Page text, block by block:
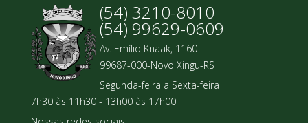
(54) 3210-8010
(54) 99629-0609
Av. Emílio Knaak, 1160
99687-000-Novo Xingu-RS
Segunda-feira a Sexta-feira
7h30 às 11h30 - 13h00 às 17h00